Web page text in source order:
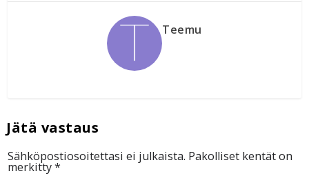
Teemu
Sähköpostiosoitettasi ei julkaista. Pakolliset kentät on
merkitty*